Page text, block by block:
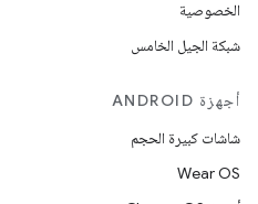
الخصوصية
شبكة الجيل الخامس
أجهزة ANDROID
شاشات كبيرة الحجم
Wear OS